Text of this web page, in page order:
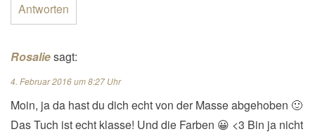
Antworten
Rosaliesagt:
4. Februar 2016 um 8:27 Uhr
Moin, ja da hast du dich echt von der Masse abgehoben 🙂
Das Tuch ist echt klasse! Und die Farben 😀 <3 Bin ja nicht